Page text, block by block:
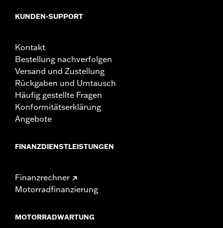
KUNDEN-SUPPORT
Kontakt
Bestellung nachverfolgen
Versand und Zustellung
Rückgaben und Umtausch
Häufig gestellte Fragen
Konformitätserklärung
Angebote
FINANZDIENSTLEISTUNGEN
Finanzrechner
Motorradfinanzierung
MOTORRADWARTUNG